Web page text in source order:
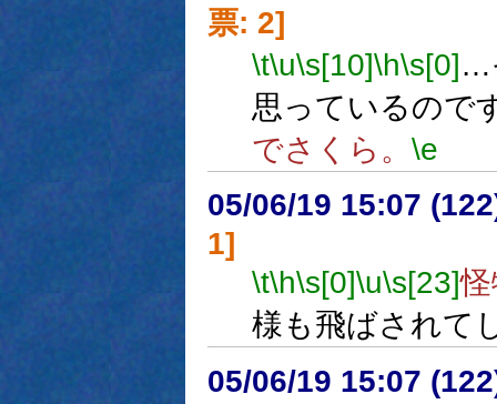
票: 2]
\t\u\s[10]\h\s[0]…
思っているので
でさくら。 \e
05/06/19 15:07
1]
\t\h\s[0]\u\s[23]
様も飛ばされて
05/06/19 15:07